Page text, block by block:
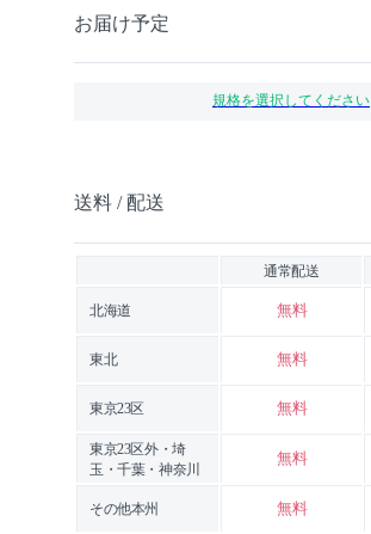
お届け予定
規格を選択してください
送料 / 配送
通常配送
北海道 無料
東北 無料
東京23区 無料
東京23区外・埼
玉・千葉・神奈川
無料
その他本州 無料